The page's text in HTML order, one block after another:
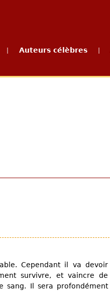
Auteurs célèbres
Cependant il va devoir
survivre, et vaincre de
sang. Il sera profondément